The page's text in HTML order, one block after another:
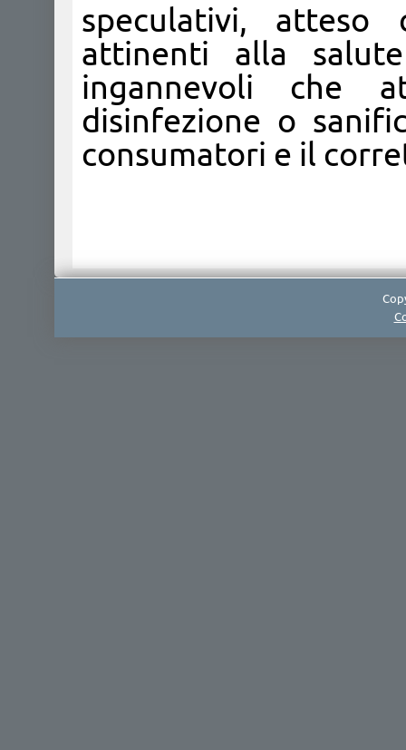
speculativi,
attinenti alla
ingannevoli che
disinfezione o
consumatori e il